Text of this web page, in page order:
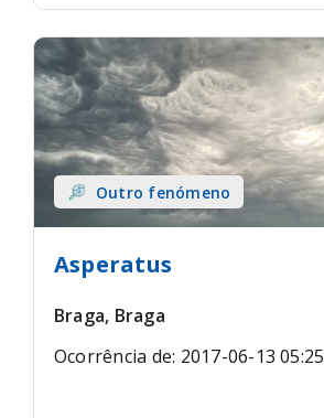
Outro fenómeno
Asperatus
Braga, Braga
Ocorrência de: 2017-06-13 05:25